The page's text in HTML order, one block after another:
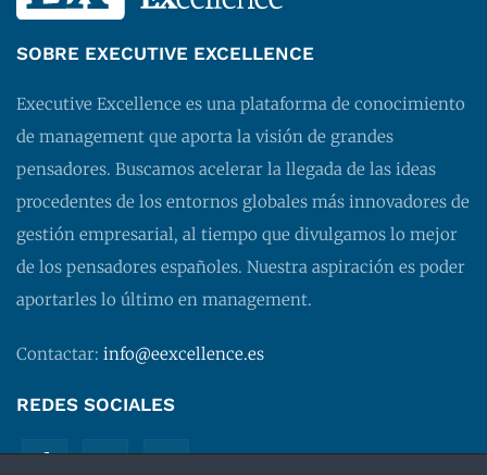
SOBRE EXECUTIVE EXCELLENCE
Executive Excellence es una plataforma de conocimiento
de management que aporta la visión de grandes
pensadores. Buscamos acelerar la llegada de las ideas
procedentes de los entornos globales más innovadores de
gestión empresarial, al tiempo que divulgamos lo mejor
de los pensadores españoles. Nuestra aspiración es poder
aportarles lo último en management.
Contactar: info@eexcellence.es
REDES SOCIALES